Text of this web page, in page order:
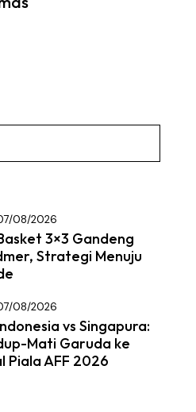
08/2026
3×3 Gandeng
Strategi Menuju
08/2026
vs Singapura:
Mati Garuda ke
Piala AFF 2026